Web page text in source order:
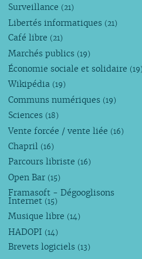
Surveillance (21)
Libertés informatiques (21)
Café libre (21)
Marchés publics (19)
Économie sociale et solidaire (19)
Wikipédia (19)
Communs numériques (19)
Sciences (18)
Vente forcée / vente liée (16)
Chapril (16)
Parcours libriste (16)
Open Bar (15)
Framasoft - Dégooglisons
Internet (15)
Musique libre (14)
HADOPI (14)
Brevets logiciels (13)